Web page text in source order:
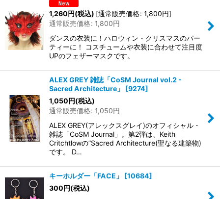
1,260円(税込) [通常販売価格: 1,800円]
通常販売価格: 1,800円
ダンスの衣装に！ハロウィン・クリスマスのパー
ティーに！ コスチュームや衣装に合わせて注目度
UPのフェザーマスクです。
ALEX GREY 雑誌「CoSM Journal vol.2 -
Sacred Architecture」
[9274]
1,050円(税込)
通常販売価格: 1,050円
ALEX GREY(アレックスグレイ)のオフィシャル・
雑誌「CoSM Journal」。第2弾は、Keith
Critchtlowの”Sacred Architecture(聖なる建築物)
です。 D…
キーホルダー「FACE」 [10684]
300円(税込)